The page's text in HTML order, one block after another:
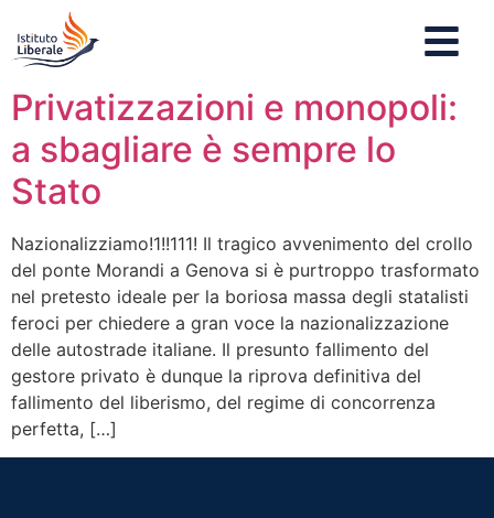
Privatizzazioni e monopoli:
a sbagliare è sempre lo
Stato
Nazionalizziamo!1!!111! Il tragico avvenimento del crollo
del ponte Morandi a Genova si è purtroppo trasformato
nel pretesto ideale per la boriosa massa degli statalisti
feroci per chiedere a gran voce la nazionalizzazione
delle autostrade italiane. Il presunto fallimento del
gestore privato è dunque la riprova definitiva del
fallimento del liberismo, del regime di concorrenza
perfetta, […]